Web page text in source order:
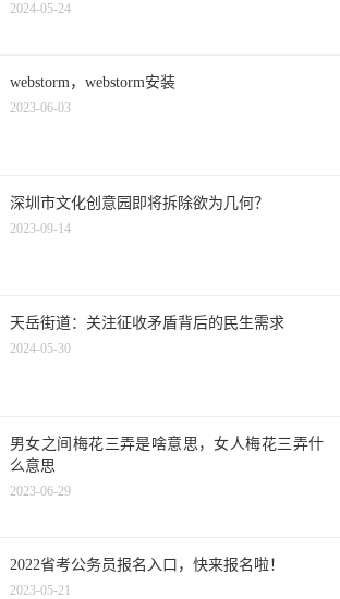
2024-05-24
webstorm，webstorm安装
2023-06-03
深圳市文化创意园即将拆除欲为几何？
2023-09-14
天岳街道：关注征收矛盾背后的民生需求
2024-05-30
男女之间梅花三弄是啥意思，女人梅花三弄什
么意思
2023-06-29
2022省考公务员报名入口，快来报名啦！
2023-05-21